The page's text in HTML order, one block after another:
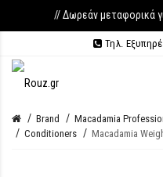
// Δωρεάν μεταφορικά
Τηλ.
Brand Macadamia
Conditioners
Macadamia